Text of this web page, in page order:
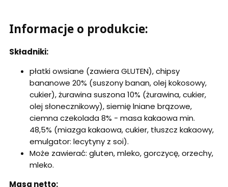
Informacje o produkcie:
Składniki:
płatki owsiane (zawiera GLUTEN), chipsy
bananowe 20% (suszony banan, olej kokosowy,
cukier), żurawina suszona 10% (żurawina, cukier,
olej słonecznikowy), siemię lniane brązowe,
ciemna czekolada 8% - masa kakaowa min.
48,5% (miazga kakaowa, cukier, tłuszcz kakaowy,
emulgator: lecytyny z soi).
Może zawierać: gluten, mleko, gorczycę, orzechy,
mleko.
Masa netto: